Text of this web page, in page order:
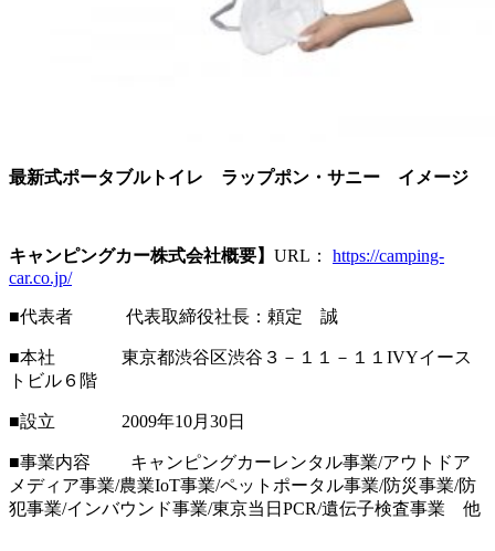
最新式ポータブルトイレ ラップポン・サニー イメージ
キャンピングカー株式会社概要】 URL： https://camping-
car.co.jp/
■代表者 代表取締役社長：頼定 誠
■本社 東京都渋谷区渋谷３－１１－１１IVYイース
トビル６階
■設立 2009年10月30日
■事業内容 キャンピングカーレンタル事業/アウトドア
メディア事業/農業IoT事業/ペットポータル事業/防災事業/防
犯事業/インバウンド事業/東京当日PCR/遺伝子検査事業 他